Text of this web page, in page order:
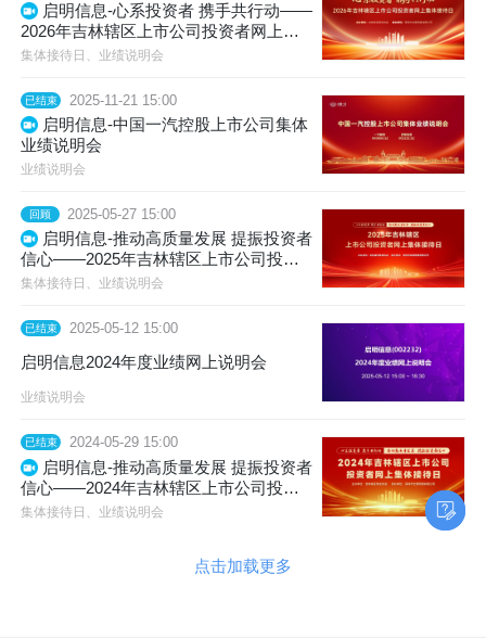
启明信息-心系投资者 携手共行动——
2026年吉林辖区上市公司投资者网上集
体接待日
集体接待日、业绩说明会
已结束 2025-11-21 15:00
启明信息-中国一汽控股上市公司集体
业绩说明会
业绩说明会
回顾 2025-05-27 15:00
启明信息-推动高质量发展 提振投资者
信心——2025年吉林辖区上市公司投资
者网上集体接待日
集体接待日、业绩说明会
已结束 2025-05-12 15:00
启明信息2024年度业绩网上说明会
业绩说明会
已结束 2024-05-29 15:00
启明信息-推动高质量发展 提振投资者
信心——2024年吉林辖区上市公司投资
者网上集体接待日
集体接待日、业绩说明会
点击加载更多